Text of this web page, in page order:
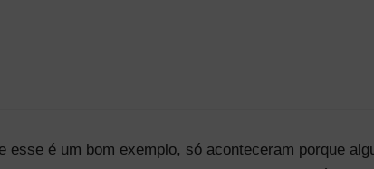
esse é um bom exemplo, só aconteceram porque